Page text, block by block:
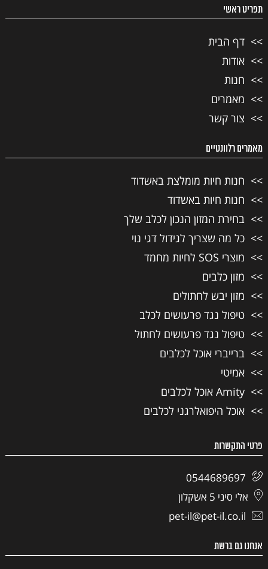
תפריט ראשי
דף הבית
אודות
חנות
מאמרים
צור קשר
מאמרים רלוונטיים
חנות חיות מומלצת באשדוד
חנות חיות באשדוד
בחירת המזון הנכון לכלב שלך
כל מה שצריך לגידול דגי נוי
מוצרי SOS לחיות מחמד
מזון כלבים
מזון יבש לחתולים
טיפול נגד פרעושים לכלב
טיפול נגד פרעושים לחתול
ברייברי אוכל לכלבים
אמיטי
Amity אוכל לכלבים
אוכל היפואלרגני לכלבים
פרטי התקשרות
0544689697
אלי סיני 5 אשקלון
pet-il@pet-il.co.il
אנחנו גם ברשת